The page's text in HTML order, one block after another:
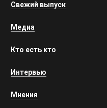
Свежий выпуск
Медиа
Кто есть кто
Интервью
Мнения